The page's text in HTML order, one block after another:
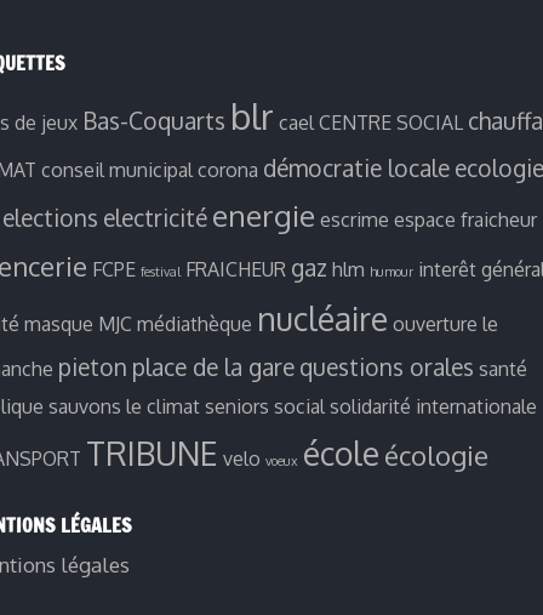
de jeux Bas-Coquarts blr cael CENTRE SOCIAL
conseil municipal corona démocratie locale ecologie
elections electricité energie escrime espace fraicheur
FCPE festival FRAICHEUR gaz hlm humour interêt
masque MJC médiathèque nucléaire ouverture le
pieton place de la gare questions orales santé
sauvons le climat seniors social solidarité internationale
TRIBUNE velo voeux école écologie
LÉGALES
légales